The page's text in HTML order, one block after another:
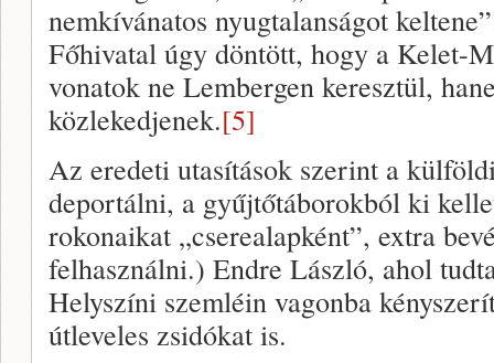
nemkívánatos nyugtalanságot
Főhivatal úgy döntött, hogy a Kelet-
vonatok ne Lembergen keresztül,
közlekedjenek.[5]
Az eredeti utasítások szerint a
deportálni, a gyűjtőtáborokból ki
rokonaikat „cserealapként”, extra
felhasználni.) Endre László, ahol
Helyszíni szemléin vagonba
útleveles zsidókat is.